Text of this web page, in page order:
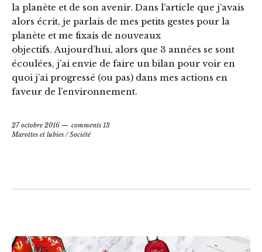
la planète et de son avenir. Dans l’article que j’avais
alors écrit, je parlais de mes petits gestes pour la
planète et me fixais de nouveaux
objectifs. Aujourd’hui, alors que 3 années se sont
écoulées, j’ai envie de faire un bilan pour voir en
quoi j’ai progressé (ou pas) dans mes actions en
faveur de l’environnement.
27 octobre 2016
comments 13
Marottes et lubies /Société